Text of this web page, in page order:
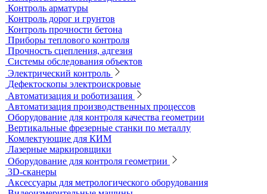
Течеискатели корреляционные
Течеискатели многодатчиковые
Трассотечеискатели
Контроль в строительстве
Виброизмерительные приборы
Диагностика свай
Измерители теплопроводности
Контроль арматуры
Контроль дорог и грунтов
Контроль прочности бетона
Приборы теплового контроля
Прочность сцепления, адгезия
Системы обследования объектов